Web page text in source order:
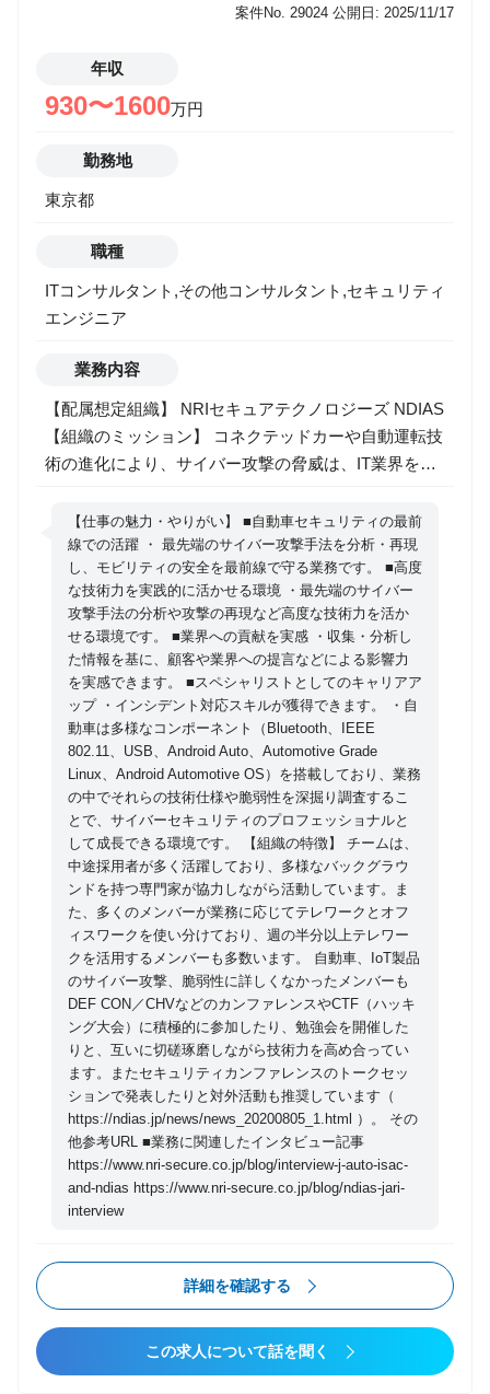
法規制やクライアントのプロセスを反映した教育コン
の講師として、プロセスの指導や訓練のファシリテー
トを実施 ■プロセス構築支援コンサル ・クライアント
トの提案および推進 ・UN-R155、CRAなどのグロー
バルな法規制やガイドライン類の調査・分析 ・クライ
演習を通じたプロセス評価 ・PSIRT活動の手順や実施
ビス・テーマ】 ■PSIRT運用構築コンサルティング
https://ndias.jp/service/consulting/psirt.html ■PSIRT教
職種は、NRIグループの一員であるNRIセキュアテク
ノロジーズ経由でNDIASに出向していただく形になり
ますが、野村総合研究所と同じ待遇となります。
案件No. 29024 公開日: 2025/11/17
年収
930〜1600万円
勤務地
東京都
職種
ITコンサルタント,その他コンサルタント,セキュリティ
エンジニア
業務内容
【配属想定組織】 NRIセキュアテクノロジーズ NDIAS
【組織のミッション】 コネクテッドカーや自動運転技
術の進化により、サイバー攻撃の脅威は、IT業界を超
は、モビリティ業界におけるセキュリティの重要性が
高まる中、 日本の自動車業界をリードし、世界に通用
する自動車セキュリティ企業を目指して2018年に設立
された、成長中の企業です。 モビリティ業界では、セ
キュリティ脅威の増加と法規制（UN-R155、CRA、
PSTI など）への対応から製品セキュリティインシデ
ント対応チーム（PSIRT）の構築・運用が不可欠とな
っています。 本ポジションでは、自動車業界向けの脅
威インテリジェンスやPSIRT（Product Security
Incident Response Team）向けのサービスを提供する
チームに配属予定です。 私たちのチームでは、次のミ
ッションを掲げ、モビリティの安全と業界の発展を支
えることを目指して活動しています。 ・未知の脅威に
立ち向かう：進化する攻撃手法に対抗し、クルマの安
全を守る。 ・攻撃の本質を見抜く：最先端の攻撃技術
を分析・再現し、脅威インテリジェンスを深化させ
る。 ・業界を牽引する：蓄積した知見を基に、業界全
体へ提言を行う。 チームは、中途採用者が多く活躍し
ており、無線通信、自動車開発、セキュリティ法規制
の知見など多様なバックグラウンドを持つ専門家が協
力しながら活動しています。 【募集職種の期待役割】
本ポジションでは、 自動車業界・IoT業界のクライア
ントに向けた脅威インテリジェンスサービスのプロジ
ェクト推進を主導いただくことに期待しています。具
体的には、顧客の課題のヒアリングや提案活動、最新
のサイバー脅威・脆弱性に関する技術的な調査や分
広い裁量を持ち、自らの判断でプロジェクトをリード
し、業界の最前線で活躍いただきます。 特に、日々収
集する脅威、脆弱性情報や業界動向を基にした顧客へ
の提案や対話、脆弱性情報についての技術的な深掘り
調査・レポーティング・攻撃再現など、得意とする領
【仕事の魅力・やりがい】 ■自動車セキュリティの最前
線での活躍 ・ 最先端のサイバー攻撃手法を分析・再現
し、モビリティの安全を最前線で守る業務です。 ■高度
な技術力を実践的に活かせる環境 ・最先端のサイバー
攻撃手法の分析や攻撃の再現など高度な技術力を活か
せる環境です。 ■業界への貢献を実感 ・収集・分析し
た情報を基に、顧客や業界への提言などによる影響力
を実感できます。 ■スペシャリストとしてのキャリアア
ップ ・インシデント対応スキルが獲得できます。 ・自
動車は多様なコンポーネント（Bluetooth、IEEE
802.11、USB、Android Auto、Automotive Grade
Linux、Android Automotive OS）を搭載しており、業務
の中でそれらの技術仕様や脆弱性を深掘り調査するこ
とで、サイバーセキュリティのプロフェッショナルと
して成長できる環境です。 【組織の特徴】 チームは、
中途採用者が多く活躍しており、多様なバックグラウ
ンドを持つ専門家が協力しながら活動しています。ま
た、多くのメンバーが業務に応じてテレワークとオフ
ィスワークを使い分けており、週の半分以上テレワー
クを活用するメンバーも多数います。 自動車、IoT製品
のサイバー攻撃、脆弱性に詳しくなかったメンバーも
DEF CON／CHVなどのカンファレンスやCTF（ハッキ
ング大会）に積極的に参加したり、勉強会を開催した
りと、互いに切磋琢磨しながら技術力を高め合ってい
ます。またセキュリティカンファレンスのトークセッ
ションで発表したりと対外活動も推奨しています（
https://ndias.jp/news/news_20200805_1.html ）。 その
他参考URL ■業務に関連したインタビュー記事
https://www.nri-secure.co.jp/blog/interview-j-auto-isac-
and-ndias https://www.nri-secure.co.jp/blog/ndias-jari-
interview
詳細を確認する
この求人について話を聞く